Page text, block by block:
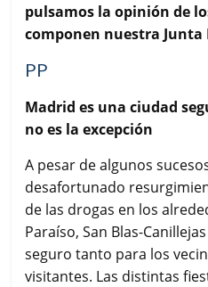
pulsamos la opinión de
componen nuestra
PP
Madrid es una ciudad
no es la excepción
A pesar de algunos
desafortunado
de las drogas en los
Paraíso, San Blas-
seguro tanto para los
visitantes. Las distintas